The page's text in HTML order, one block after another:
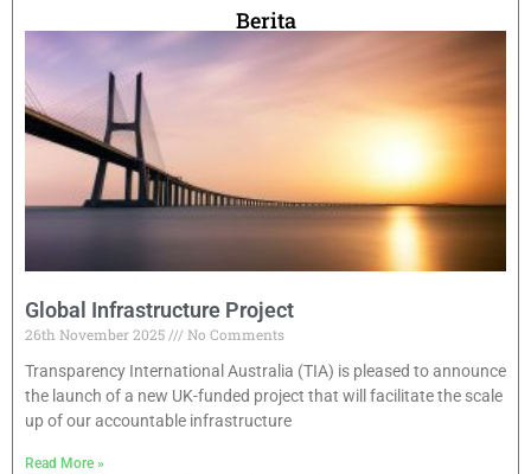
Berita
Global Infrastructure Project
26th November 2025
No Comments
Transparency International Australia (TIA) is pleased to announce
the launch of a new UK-funded project that will facilitate the scale
up of our accountable infrastructure
Read More »